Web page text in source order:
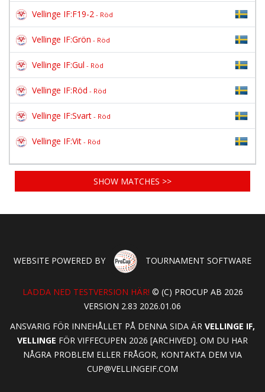
Vellinge IF:F19-2 - Röd
Vellinge IF:Grön - Röd
Vellinge IF:Gul - Röd
Vellinge IF:Röd - Röd
Vellinge IF:Svart - Röd
Vellinge IF:Vit - Röd
SHOW MATCHES >>
WEBSITE POWERED BY TOURNAMENT SOFTWARE
LADDA NED TESTVERSION HÄR! © (C) PROCUP AB 2026
VERSION 2.83 2026.01.06
ANSVARIG FÖR INNEHÅLLET PÅ DENNA SIDA ÄR VELLINGE IF,
VELLINGE FÖR VIFFECUPEN 2026 [ARCHIVED]. OM DU HAR
NÅGRA PROBLEM ELLER FRÅGOR, KONTAKTA DEM VIA
CUP@VELLINGEIF.COM